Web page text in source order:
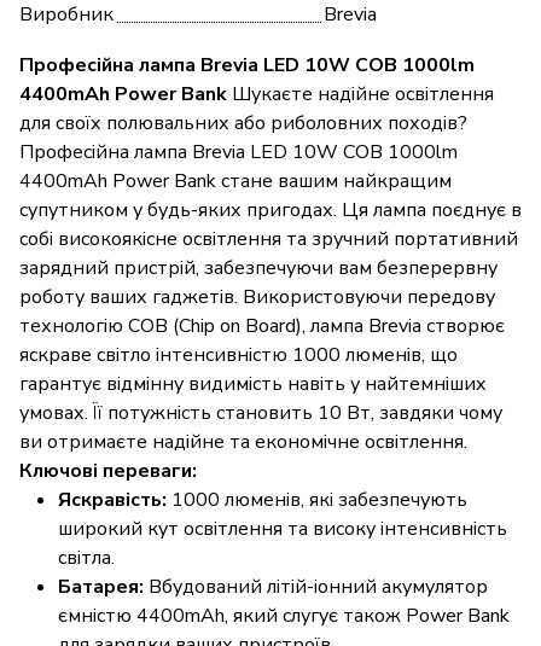
Виробник
Brevia
Професійна лампа Brevia LED 10W COB 1000lm
4400mAh Power Bank Шукаєте надійне освітлення
для своїх полювальних або риболовних походів?
Професійна лампа Brevia LED 10W COB 1000lm
4400mAh Power Bank стане вашим найкращим
супутником у будь-яких пригодах. Ця лампа поєднує в
собі високоякісне освітлення та зручний портативний
зарядний пристрій, забезпечуючи вам безперервну
роботу ваших гаджетів. Використовуючи передову
технологію COB (Chip on Board), лампа Brevia створює
яскраве світло інтенсивністю 1000 люменів, що
гарантує відмінну видимість навіть у найтемніших
умовах. Її потужність становить 10 Вт, завдяки чому
ви отримаєте надійне та економічне освітлення.
Ключові переваги:
Яскравість: 1000 люменів, які забезпечують
широкий кут освітлення та високу інтенсивність
світла.
Батарея: Вбудований літій-іонний акумулятор
ємністю 4400mAh, який слугує також Power Bank